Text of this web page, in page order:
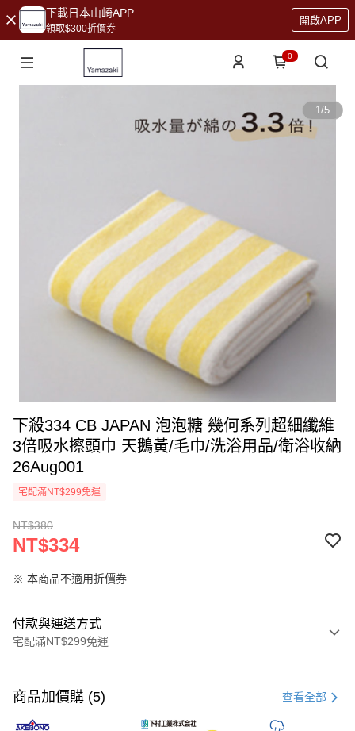
下載日本山崎APP
領取$300折價券
開啟APP
0
1/5
下殺334 CB JAPAN 泡泡糖 幾何系列超細纖維
3倍吸水擦頭巾 天鵝黃/毛巾/洗浴用品/衛浴收納
26Aug001
宅配滿NT$299免運
NT$380
NT$334
※ 本商品不適用折價券
付款與運送方式
宅配滿NT$299免運
信用卡一次付款
超商取貨付款
商品加價購 (5) 查看全部